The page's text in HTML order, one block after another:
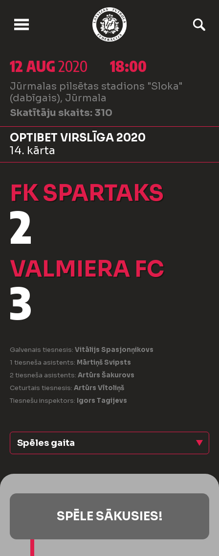
12 AUG2020 18:00
Jūrmalas pilsētas stadions "Sloka"
(dabīgais), Jūrmala
Skatītāju skaits: 310
OPTIBET VIRSLĪGA 2020
14. kārta
FK SPARTAKS
2
VALMIERA FC
3
Galvenais tiesnesis: Vitālijs Spasjonņikovs
1 tiesneša asistents: Mārtiņš Svipsts
2 tiesneša asistents: Artūrs Šakurovs
Ceturtais tiesnesis: Artūrs Vītoliņš
Tiesnešu inspektors: Igors Tagijevs
Spēles gaita
SPĒLE SĀKUSIES!